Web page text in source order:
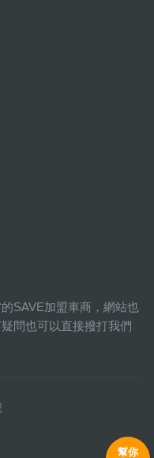
SAVE加盟車商，網站也
問也可以直接撥打我們
幫你